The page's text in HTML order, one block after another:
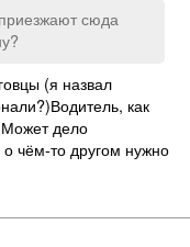
сюда
(я назвал
как
дело
чём-то другом нужно